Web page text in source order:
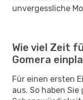
unvergessliche
Wie viel Zeit
Gomera
Für einen ersten
aus. So haben